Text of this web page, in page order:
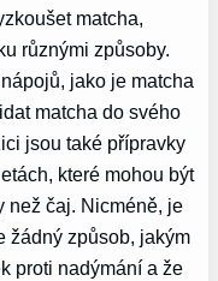
matcha,
různými způsoby.
jako je matcha
matcha do svého
jsou také přípravky
které mohou být
než čaj. Nicméně, je
žádný způsob, jakým
proti nadýmání a že